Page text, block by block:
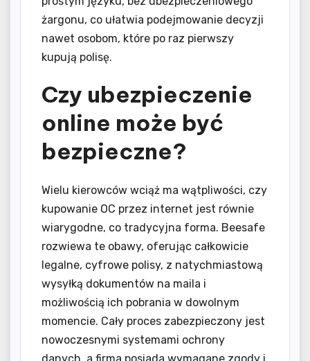
żargonu, co ułatwia podejmowanie decyzji
nawet osobom, które po raz pierwszy
kupują polisę.
Czy ubezpieczenie
online może być
bezpieczne?
Wielu kierowców wciąż ma wątpliwości, czy
kupowanie OC przez internet jest równie
wiarygodne, co tradycyjna forma. Beesafe
rozwiewa te obawy, oferując całkowicie
legalne, cyfrowe polisy, z natychmiastową
wysyłką dokumentów na maila i
możliwością ich pobrania w dowolnym
momencie. Cały proces zabezpieczony jest
nowoczesnymi systemami ochrony